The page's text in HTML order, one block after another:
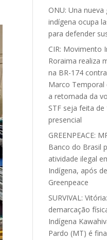
ONU: Una nueva
indígena ocupa
para defender
CIR: Movimento
Roraima realiza
na BR-174
Marco Temporal
a retomada da
STF seja feita
presencial
GREENPEACE:
Banco do Brasil
atividade ilegal
Indígena, após
Greenpeace
SURVIVAL: Vitória:
demarcação
Indígena
Pardo (MT) é